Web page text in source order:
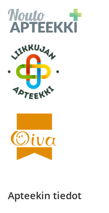
Apteekin tiedot